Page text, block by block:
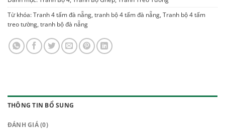
Từ khóa:Tranh 4 tấm đà nẵng, tranh bộ 4 tấm đà nẵng, Tranh bộ 4 tấm
treo tường, tranh bộ đà nẵng
THÔNG TIN BỔ SUNG
ĐÁNH GIÁ (0)